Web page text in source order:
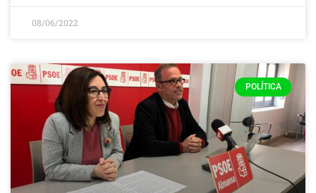
08/06/2022
POLÍTICA